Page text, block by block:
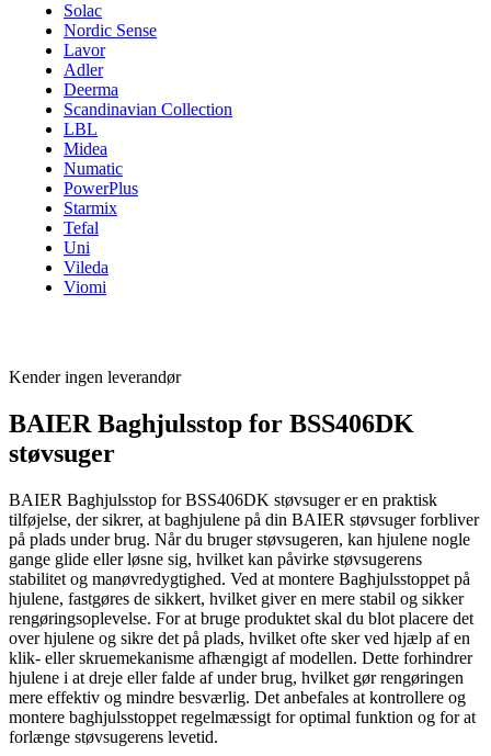
Solac
Nordic Sense
Lavor
Adler
Deerma
Scandinavian Collection
LBL
Midea
Numatic
PowerPlus
Starmix
Tefal
Uni
Vileda
Viomi
Kender ingen leverandør
BAIER Baghjulsstop for BSS406DK
støvsuger
BAIER Baghjulsstop for BSS406DK støvsuger er en praktisk
tilføjelse, der sikrer, at baghjulene på din BAIER støvsuger forbliver
på plads under brug. Når du bruger støvsugeren, kan hjulene nogle
gange glide eller løsne sig, hvilket kan påvirke støvsugerens
stabilitet og manøvredygtighed. Ved at montere Baghjulsstoppet på
hjulene, fastgøres de sikkert, hvilket giver en mere stabil og sikker
rengøringsoplevelse. For at bruge produktet skal du blot placere det
over hjulene og sikre det på plads, hvilket ofte sker ved hjælp af en
klik- eller skruemekanisme afhængigt af modellen. Dette forhindrer
hjulene i at dreje eller falde af under brug, hvilket gør rengøringen
mere effektiv og mindre besværlig. Det anbefales at kontrollere og
montere baghjulsstoppet regelmæssigt for optimal funktion og for at
forlænge støvsugerens levetid.